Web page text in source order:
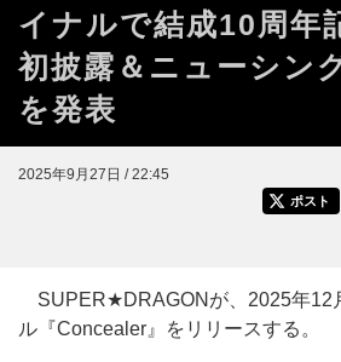
イナルで結成10周年
初披露＆ニューシン
を発表
2025年9月27日 / 22:45
ポスト
SUPER★DRAGONが、2025年12
ル『Concealer』をリリースする。